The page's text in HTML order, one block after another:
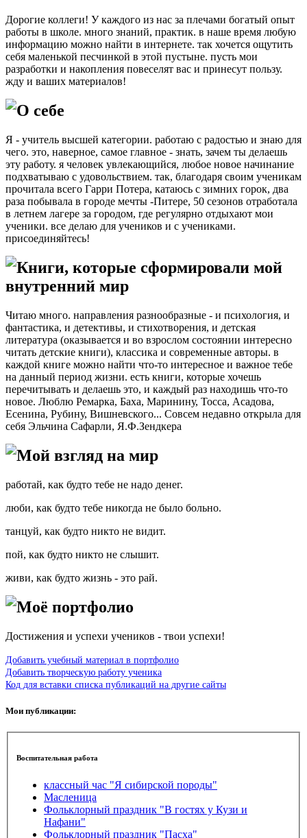
Дорогие коллеги! У каждого из нас за плечами богатый опыт
работы в школе. много знаний, практик. в наше время любую
информацию можно найти в интернете. так хочется ощутить
себя маленькой песчинкой в этой пустыне. пусть мои
разработки и накопления повеселят вас и принесут пользу.
жду и ваших материалов!
О себе
Я - учитель высшей категории. работаю с радостью и знаю для
чего. это, наверное, самое главное - знать, зачем ты делаешь
эту работу. я человек увлекающийся, любое новое начинание
подхватываю с удовольствием. так, благодаря своим ученикам
прочитала всего Гарри Потера, катаюсь с зимних горок, два
раза побывала в городе мечты -Питере, 50 сезонов отработала
в летнем лагере за городом, где регулярно отдыхают мои
ученики. все делаю для учеников и с учениками.
присоединяйтесь!
Книги, которые сформировали мой
внутренний мир
Читаю много. направления разнообразные - и психология, и
фантастика, и детективы, и стихотворения, и детская
литература (оказывается и во взрослом состоянии интересно
читать детские книги), классика и современные авторы. в
каждой книге можно найти что-то интересное и важное тебе
на данный период жизни. есть книги, которые хочешь
перечитывать и делаешь это, и каждый раз находишь что-то
новое. Люблю Ремарка, Баха, Маринину, Тосса, Асадова,
Есенина, Рубину, Вишневского... Совсем недавно открыла для
себя Эльчина Сафарли, Я.Ф.Зендкера
Мой взгляд на мир
работай, как будто тебе не надо денег.
люби, как будто тебе никогда не было больно.
танцуй, как будто никто не видит.
пой, как будто никто не слышит.
живи, как будто жизнь - это рай.
Моё портфолио
Достижения и успехи учеников - твои успехи!
Добавить учебный материал в портфолио
Добавить творческую работу ученика
Код для вставки списка публикаций на другие сайты
Мои публикации:
Воспитательная работа
классный час "Я сибирской породы"
Масленица
Фольклорный праздник "В гостях у Кузи и
Нафани"
Фольклорный праздник "Пасха"